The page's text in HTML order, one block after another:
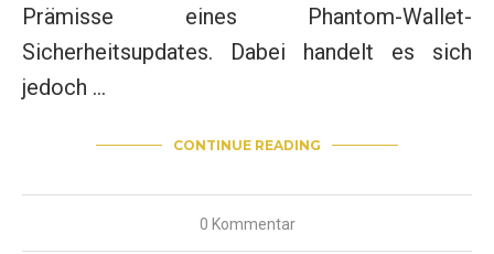
Prämisse eines Phantom-Wallet-
Sicherheitsupdates. Dabei handelt es sich
jedoch …
CONTINUE READING
0 Kommentar